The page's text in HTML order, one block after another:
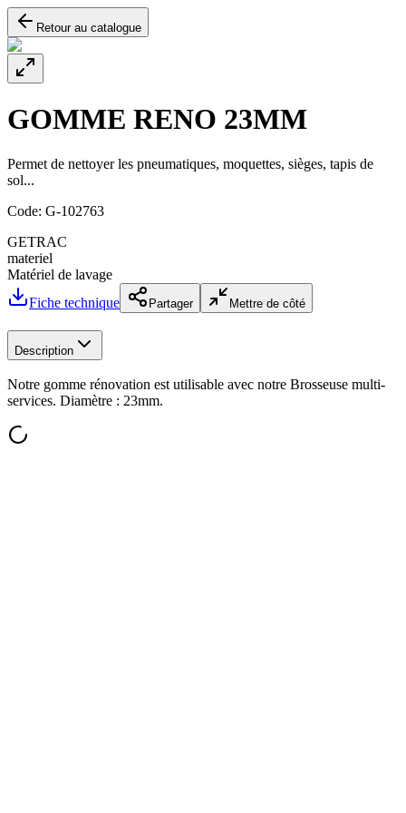
Retour au catalogue
GOMME RENO 23MM
Permet de nettoyer les pneumatiques, moquettes, sièges, tapis de
sol...
Code: G-102763
GETRAC
materiel
Matériel de lavage
Fiche technique
Partager Mettre de côté
Description
Notre gomme rénovation est utilisable avec notre Brosseuse multi-
services. Diamètre : 23mm.